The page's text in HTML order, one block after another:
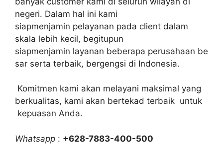
negeri. Dalam hal ini kami
siapmenjamin pelayanan pada client dalam
skala lebih kecil, begitupun
siapmenjamin layanan beberapa perusahaan be
sar serta terbaik, bergengsi di Indonesia.
Komitmen kami akan melayani maksimal yang
berkualitas, kami akan bertekad terbaik untuk
kepuasan Anda.
Whatsapp : +628-7883-400-500